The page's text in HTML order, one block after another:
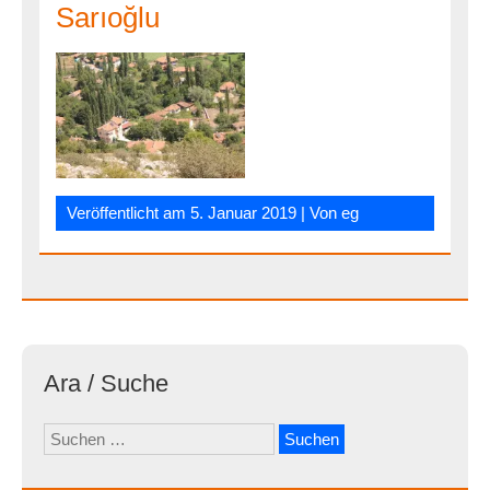
Sarıoğlu
Veröffentlicht am5. Januar 2019 | Voneg
Ara / Suche
Suchen
nach: